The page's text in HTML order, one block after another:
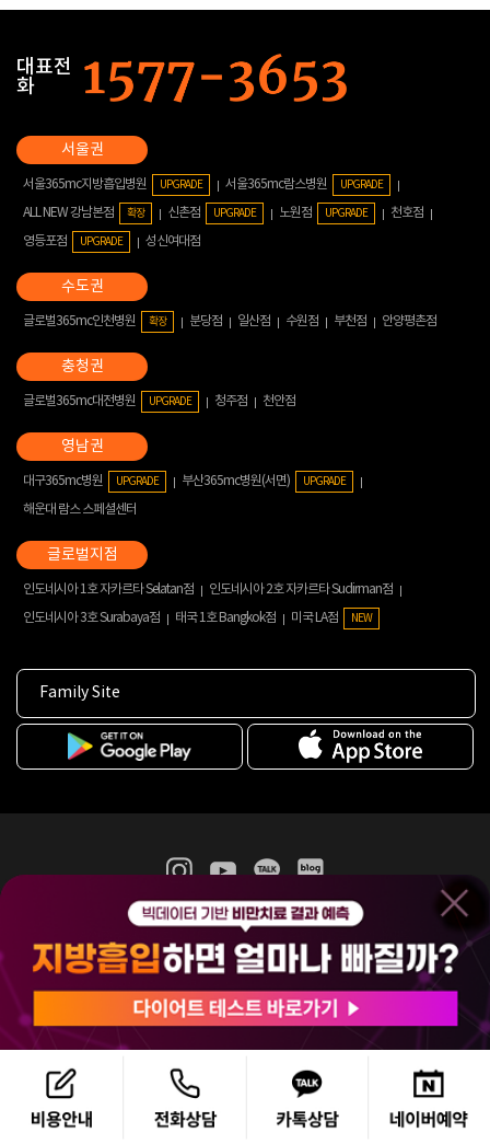
대표전
화
서울365mc지방흡입병원 UPGRADE 서울365mc람스병원 UPGRADE
ALL NEW 강남본점 확장 신촌점 UPGRADE 노원점 UPGRADE
천호점
영등포점
UPGRADE 성신여대점
글로벌365mc인천병원 확장 분당점 일산점 수원점 부천점 안양평촌점
글로벌365mc대전병원 UPGRADE 청주점 천안점
대구365mc병원 UPGRADE 부산365mc병원(서면) UPGRADE
해운대 람스 스페셜센터
인도네시아 1호 자카르타 Selatan점
인도네시아 2호 자카르타 Sudirman점
인도네시아 3호 Surabaya점
태국 1호 Bangkok점 미국 LA점 NEW
Family Site
365mc 병·의원 이용약관
홈페이지 이용약관
비급여진료수가
(주)365mcㅣ서울특별시 서초구 서초대로52길 7, 3~4층(서초동, 제일빌딩)
120-87-04354ㅣ김남철
COPYRIGHT(C) 2025 365mc. ALL RIGHTS RESERVED.